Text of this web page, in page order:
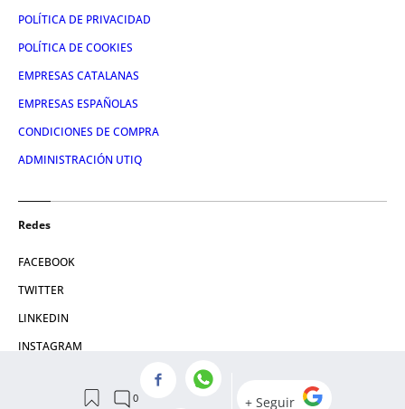
POLÍTICA DE PRIVACIDAD
POLÍTICA DE COOKIES
EMPRESAS CATALANAS
EMPRESAS ESPAÑOLAS
CONDICIONES DE COMPRA
ADMINISTRACIÓN UTIQ
Redes
FACEBOOK
TWITTER
LINKEDIN
INSTAGRAM